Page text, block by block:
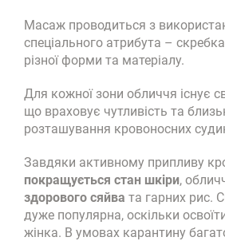
Масаж проводиться з
спеціального атрибута –
різної форми та матеріалу.
Для кожної зони обличчя існує
що враховує чутливість та
розташування кровоносних
Завдяки активному припливу
покращується стан шкіри,
здорового сяйва та гарних рис.
дуже популярна, оскільки
жінка. В умовах карантину